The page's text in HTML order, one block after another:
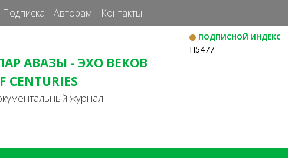
к
основному
Подписка Авторам Контакты
АВАЗЫ - ЭХО ВЕКОВ
CENTURIES
журнал
ПОДПИСНОЙ ИНДЕКС
П5477